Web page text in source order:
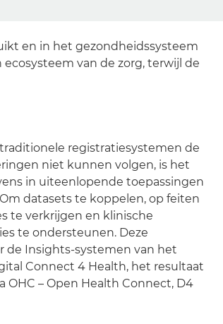
en in het gezondheidssysteem
van de zorg, terwijl de
registratiesystemen de
niet kunnen volgen, is het
in uiteenlopende toepassingen
datasets te koppelen, op feiten
te verkrijgen en klinische
te ondersteunen. Deze
de Insights-systemen van het
Connect 4 Health, het resultaat
OHC – Open Health Connect, D4